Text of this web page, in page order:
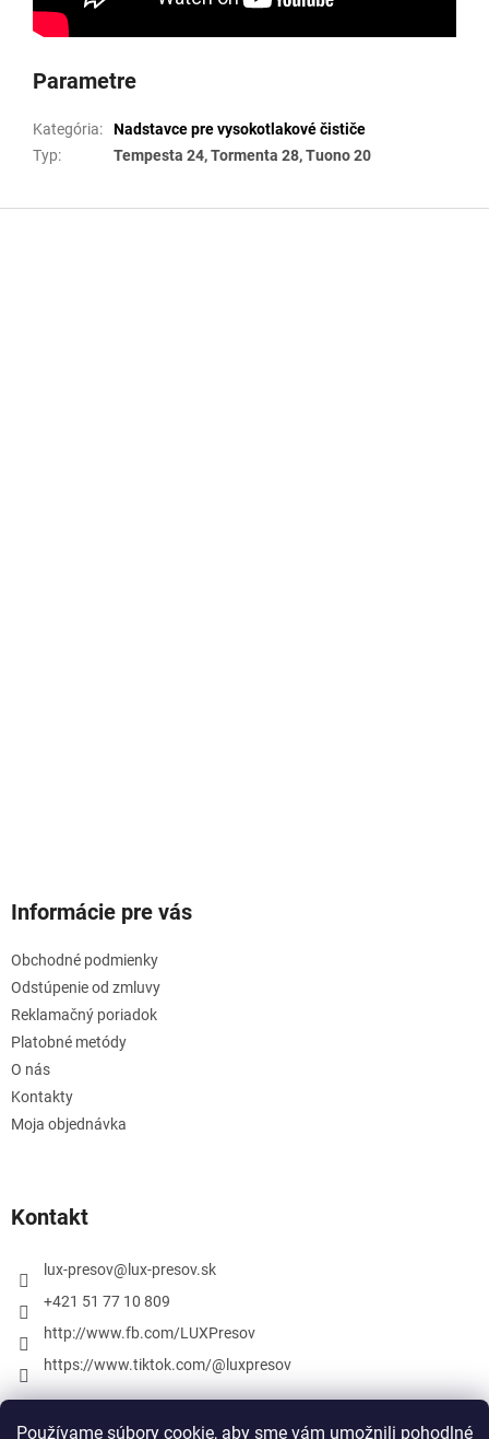
Používame súbory cookie, aby sme vám umožnili pohodlné
Parametre
Kategória:
Nadstavce pre vysokotlakové čističe
Typ: Tempesta 24, Tormenta 28, Tuono 20
Informácie pre vás
Obchodné podmienky
Odstúpenie od zmluvy
Reklamačný poriadok
Platobné metódy
O nás
Kontakty
Moja objednávka
Kontakt
lux-presov@ lux-presov.sk
+421 51 77 10 809
http://www.fb.com/LUXPresov
https://www.tiktok.com/@luxpresov